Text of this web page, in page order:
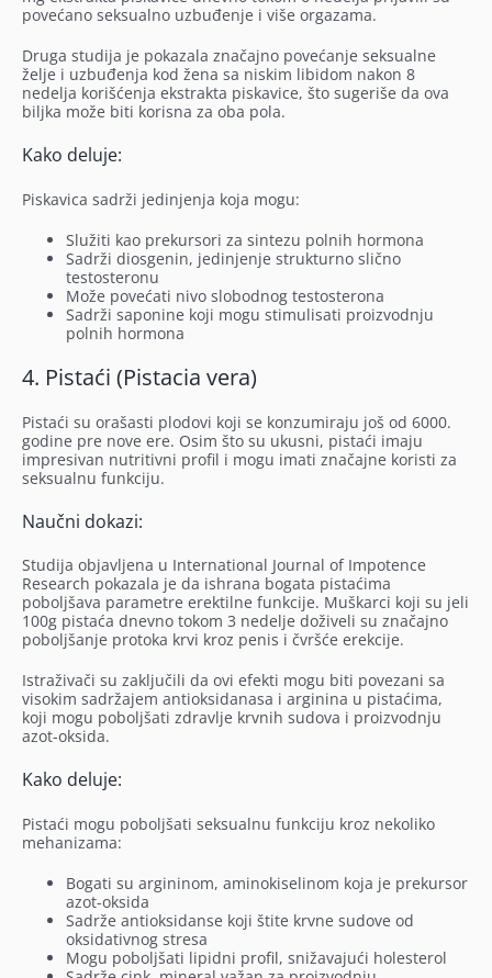
povećano seksualno uzbuđenje i više orgazama.
Druga studija je pokazala značajno povećanje seksualne
želje i uzbuđenja kod žena sa niskim libidom nakon 8
nedelja korišćenja ekstrakta piskavice, što sugeriše da ova
biljka može biti korisna za oba pola.
Kako deluje:
Piskavica sadrži jedinjenja koja mogu:
Služiti kao prekursori za sintezu polnih hormona
Sadrži diosgenin, jedinjenje strukturno slično
testosteronu
Može povećati nivo slobodnog testosterona
Sadrži saponine koji mogu stimulisati proizvodnju
polnih hormona
4. Pistaći (Pistacia vera)
Pistaći su orašasti plodovi koji se konzumiraju još od 6000.
godine pre nove ere. Osim što su ukusni, pistaći imaju
impresivan nutritivni profil i mogu imati značajne koristi za
seksualnu funkciju.
Naučni dokazi:
Studija objavljena u International Journal of Impotence
Research pokazala je da ishrana bogata pistaćima
poboljšava parametre erektilne funkcije. Muškarci koji su jeli
100g pistaća dnevno tokom 3 nedelje doživeli su značajno
poboljšanje protoka krvi kroz penis i čvršće erekcije.
Istraživači su zaključili da ovi efekti mogu biti povezani sa
visokim sadržajem antioksidanasa i arginina u pistaćima,
koji mogu poboljšati zdravlje krvnih sudova i proizvodnju
azot-oksida.
Kako deluje:
Pistaći mogu poboljšati seksualnu funkciju kroz nekoliko
mehanizama:
Bogati su argininom, aminokiselinom koja je prekursor
azot-oksida
Sadrže antioksidanse koji štite krvne sudove od
oksidativnog stresa
Mogu poboljšati lipidni profil, snižavajući holesterol